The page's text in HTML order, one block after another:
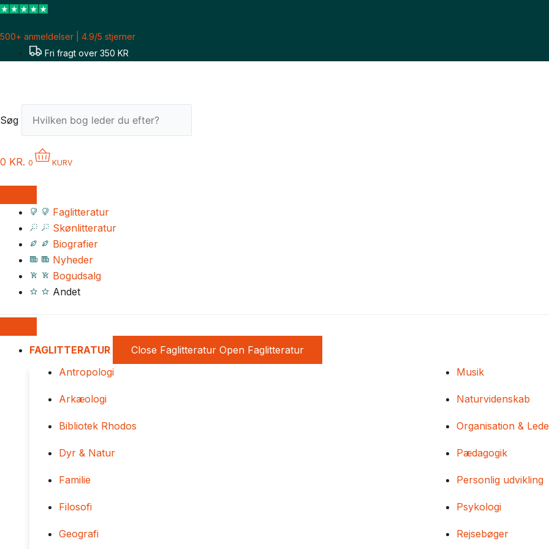
Gå
indholdet
500+ anmeldelser | 4.9/5 stjerner
Fri fragt over 350 KR
Søg
0 KR. 0 KURV
Faglitteratur
Skønlitteratur
Biografier
Nyheder
Bogudsalg
Andet
FAGLITTERATUR Close Faglitteratur Open Faglitteratur
Antropologi
Arkæologi
Bibliotek Rhodos
Dyr & Natur
Familie
Filosofi
Geografi
Musik
Naturvidenskab
Organisation &
Pædagogik
Personlig udvikling
Psykologi
Rejsebøger